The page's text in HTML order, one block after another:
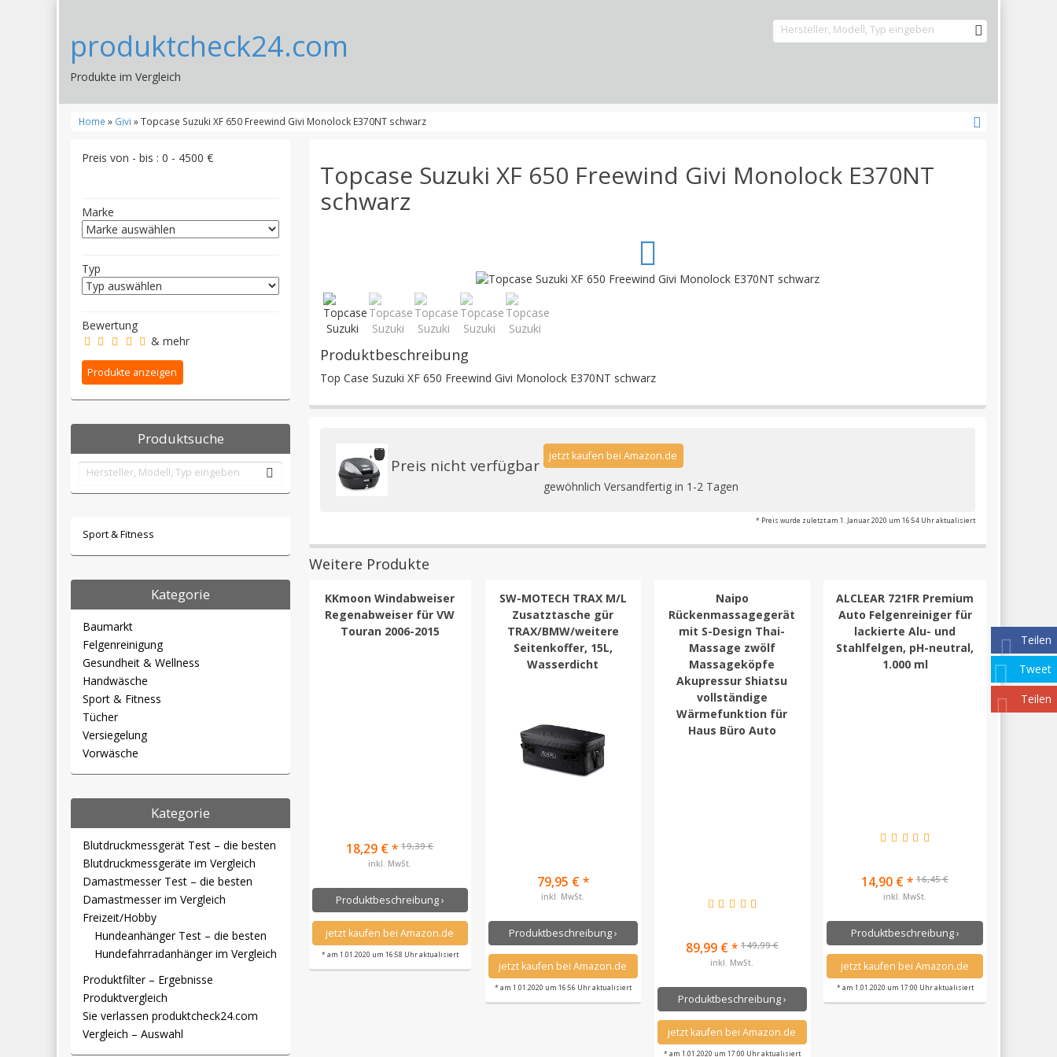
produktcheck24.com
Produkte im Vergleich
Home » Givi » Topcase Suzuki XF 650 Freewind Givi Monolock E370NT schwarz
Teilen
Tweet
Teilen
Preis von - bis : 0 - 4500 €
Marke
Typ
Bewertung
& mehr
Produktsuche
Sport & Fitness
Kategorie
Baumarkt
Felgenreinigung
Gesundheit & Wellness
Handwäsche
Sport & Fitness
Tücher
Versiegelung
Vorwäsche
Kategorie
Blutdruckmessgerät Test – die besten
Blutdruckmessgeräte im Vergleich
Damastmesser Test – die besten
Damastmesser im Vergleich
Freizeit/Hobby
Hundeanhänger Test – die besten
Hundefahrradanhänger im Vergleich
Produktfilter – Ergebnisse
Produktvergleich
Sie verlassen produktcheck24.com
Vergleich – Auswahl
Topcase Suzuki XF 650 Freewind Givi Monolock E370NT
schwarz
Produktbeschreibung
Top Case Suzuki XF 650 Freewind Givi Monolock E370NT schwarz
Preis nicht verfügbar jetzt kaufen bei Amazon.de
gewöhnlich Versandfertig in 1-2 Tagen
* Preis wurde zuletzt am 1. Januar 2020 um 16:54 Uhr aktualisiert
Weitere Produkte
KKmoon Windabweiser
Regenabweiser für VW
Touran 2006-2015
18,29 € *19,39 €
inkl. MwSt.
Produktbeschreibung ›
jetzt kaufen bei Amazon.de
* am 1.01.2020 um 16:58 Uhr aktualisiert
SW-MOTECH TRAX M/L
Zusatztasche gür
TRAX/BMW/weitere
Seitenkoffer, 15L,
Wasserdicht
79,95 € *
inkl. MwSt.
Produktbeschreibung ›
jetzt kaufen bei Amazon.de
* am 1.01.2020 um 16:56 Uhr aktualisiert
Naipo
Rückenmassagegerät
mit S-Design Thai-
Massage zwölf
Massageköpfe
Akupressur Shiatsu
vollständige
Wärmefunktion für
Haus Büro Auto
89,99 € * 149,99 €
inkl. MwSt.
Produktbeschreibung ›
jetzt kaufen bei Amazon.de
* am 1.01.2020 um 17:00 Uhr aktualisiert
ALCLEAR 721FR Premium
Auto Felgenreiniger für
lackierte Alu- und
Stahlfelgen, pH-neutral,
1.000 ml
14,90 € *16,45 €
inkl. MwSt.
Produktbeschreibung ›
jetzt kaufen bei Amazon.de
* am 1.01.2020 um 17:00 Uhr aktualisiert